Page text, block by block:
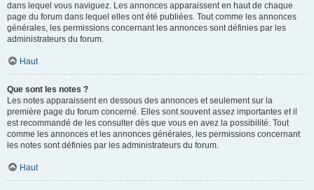
dans lequel vous naviguez. Les annonces apparaissent en haut de chaque
page du forum dans lequel elles ont été publiées. Tout comme les annonces
générales, les permissions concernant les annonces sont définies par les
administrateurs du forum.
Haut
Que sont les notes ?
Les notes apparaissent en dessous des annonces et seulement sur la
première page du forum concerné. Elles sont souvent assez importantes et il
est recommandé de les consulter dès que vous en avez la possibilité. Tout
comme les annonces et les annonces générales, les permissions concernant
les notes sont définies par les administrateurs du forum.
Haut